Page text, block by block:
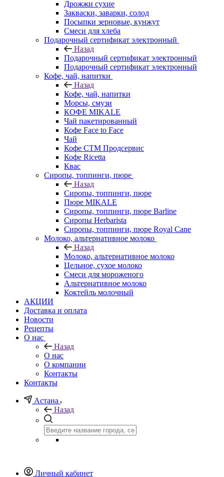
Дрожжи сухие
Закваски, заварки, солод
Посыпки зерновые, кунжут
Смеси для хлеба
Подарочный сертификат электронный
Назад
Подарочный сертификат электронный
Подарочный сертификат электронный
Кофе, чай, напитки
Назад
Кофе, чай, напитки
Морсы, смузи
КОФЕ MIKALE
Чай пакетированный
Кофе Face to Face
Чай
Кофе СТМ Продсервис
Кофе Ricetta
Квас
Сиропы, топпинги, пюре
Назад
Сиропы, топпинги, пюре
Пюре MIKALE
Сиропы, топпинги, пюре Barline
Сиропы Herbarista
Сиропы, топпинги, пюре Royal Cane
Молоко, альтернативное молоко
Назад
Молоко, альтернативное молоко
Цельное, сухое молоко
Смеси для мороженого
Альтернативное молоко
Коктейль молочный
АКЦИИ
Доставка и оплата
Новости
Рецепты
О нас
Назад
О нас
О компании
Контакты
Контакты
Астана
Назад
Личный кабинет